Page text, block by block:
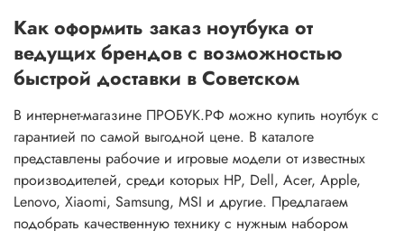
Как оформить заказ ноутбука от
ведущих брендов с возможностью
быстрой доставки в Советском
В интернет-магазине ПРОБУК.РФ можно купить ноутбук с
гарантией по самой выгодной цене. В каталоге
представлены рабочие и игровые модели от известных
производителей, среди которых HP, Dell, Acer, Apple,
Lenovo, Xiaomi, Samsung, MSI и другие. Предлагаем
подобрать качественную технику с нужным набором